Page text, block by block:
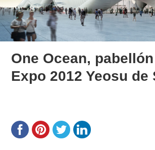
One Ocean,
Expo 2012 Yeosu de